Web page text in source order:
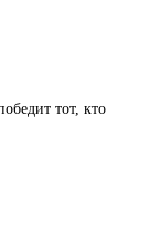
тот, кто